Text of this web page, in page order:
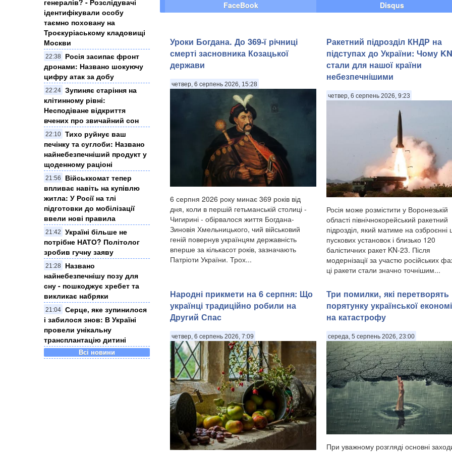
генералів? - Розслідувачі
ідентифікували особу
таємно поховану на
Троєкуріаському кладовищі
Москви
22:38
Росія засипає фронт
дронами: Названо шокуючу
цифру атак за добу
22:24 Зупиняє старіння на
клітинному рівні:
Несподіване відкриття
вчених про звичайний сон
22:10 Тихо руйнує ваш
печінку та суглоби: Названо
найнебезпечніший продукт у
щоденному раціоні
21:56
Військкомат тепер
впливає навіть на купівлю
житла: У Росії на тлі
підготовки до мобілізації
ввели нові правила
21:42
Україні більше не
потрібне НАТО? Політолог
зробив гучну заяву
21:28
Названо
найнебезпечнішу позу для
сну - пошкоджує хребет та
викликає набряки
21:04 Серце, яке зупинилося
і забилося знов: В Україні
провели унікальну
трансплантацію дитині
Всі новини
FaceBook Disqus
Уроки Богдана. До 369-ї річниці
смерті засновника Козацької
держави
четвер, 6 серпень 2026, 15:28
6 серпня 2026 року минає 369 років від
дня, коли в першій гетьманській столиці -
Чигирині - обірвалося життя Богдана-
Зиновія Хмельницького, чий військовий
геній повернув українцям державність
вперше за кількасот років, зазначають
Патріоти України. Трох...
Ракетний підрозділ КНДР на
підступах до України: Чому
стали для нашої країни
небезпечнішими
четвер, 6 серпень 2026, 9:23
Росія може розмістити у Воронезькій
області північнокорейський ракетний
підрозділ, який матиме на озброєнні
пускових установок і близько 120
балістичних ракет KN-23. Після
модернізації за участю російських
ці ракети стали значно точнішим...
Народні прикмети на 6 серпня: Що
українці традиційно робили на
Другий Спас
четвер, 6 серпень 2026, 7:09
Три помилки, які
порятунку української
на катастрофу
середа, 5 серпень 2026, 23:00
При уважному розгляді основні